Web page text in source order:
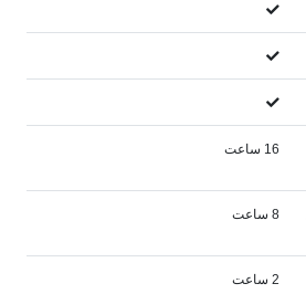
16 ساعت
8 ساعت
2 ساعت